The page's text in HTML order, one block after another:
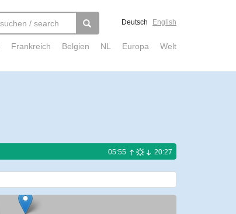
Deutsch English
Frankreich Belgien NL Europa Welt
05:55 20:27